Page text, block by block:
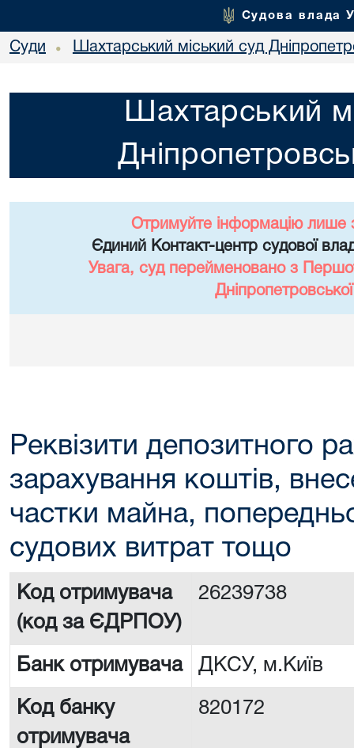
Судова влада
Суди • Шахтарський міський суд
Шахтарський
Отримуйте інформацію лише
Єдиний Контакт-центр судової
Увага, суд перейменовано з
Реквізити депозитного
зарахування коштів,
частки майна,
судових витрат тощо
Код отримувача
(код за ЄДРПОУ)
26239738
Банк отримувача ДКСУ, м.Київ
Код банку
отримувача
820172